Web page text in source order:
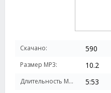
Скачано: 590
Размер MP3: 10.2
Длительность MP3: 5:53